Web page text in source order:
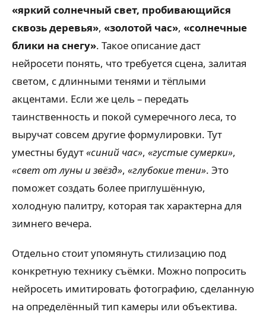
«яркий солнечный свет, пробивающийся
сквозь деревья», «золотой час», «солнечные
блики на снегу». Такое описание даст
нейросети понять, что требуется сцена, залитая
светом, с длинными тенями и тёплыми
акцентами. Если же цель – передать
таинственность и покой сумеречного леса, то
выручат совсем другие формулировки. Тут
уместны будут«синий час», «густые сумерки»,
«свет от луны и звёзд», «глубокие тени». Это
поможет создать более приглушённую,
холодную палитру, которая так характерна для
зимнего вечера.
Отдельно стоит упомянуть стилизацию под
конкретную технику съёмки. Можно попросить
нейросеть имитировать фотографию, сделанную
на определённый тип камеры или объектива.